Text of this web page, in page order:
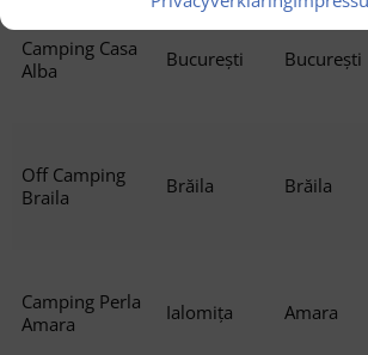
Camping Casa
Alba
București București
Off Camping
Braila
Brăila Brăila
Camping Perla
Amara
Ialomița Amara